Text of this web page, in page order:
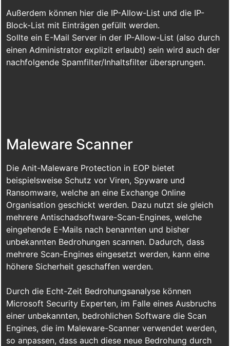
Außerdem können hier die IP-Allow-List und die IP-
Block-List mit Einträgen gefüllt werden.
Sollte ein E-Mail Server in der IP-Allow-List (also durch
einen Administrator explizit erlaubt) sein wird auch der
nachfolgende Spamfilter/Inhaltsfilter übersprungen.
Maleware Scanner
Die Anit-Maleware Protection in EOP bietet
beispielsweise Schutz vor Viren, Spyware und
Ransomware, welche an eine Exchange Online
Organisation geschickt werden. Dazu nutzt sie gleich
mehrere Antischadsoftware-Scan-Engines, welche
eingehende E-Mails nach benannten und bisher
unbekannten Bedrohungen scannen. Dadurch, dass
mehrere Scan-Engines eingesetzt werden, kann eine
höhere Sicherheit geschaffen werden.
Durch die Echt-Zeit Bedrohungsanalyse können
Microsoft Security Experten, im Falle eines Ausbruchs
einer unbekannten, bedrohlichen Software die Scan
Engines, die im Maleware-Scanner verwendet werden,
so anpassen, dass auch diese neue Bedrohung durch